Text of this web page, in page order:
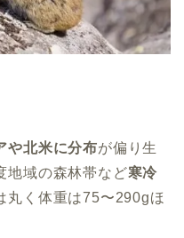
や北米に分布が偏り生
地域の森林帯など寒冷
丸く体重は75〜290gほ